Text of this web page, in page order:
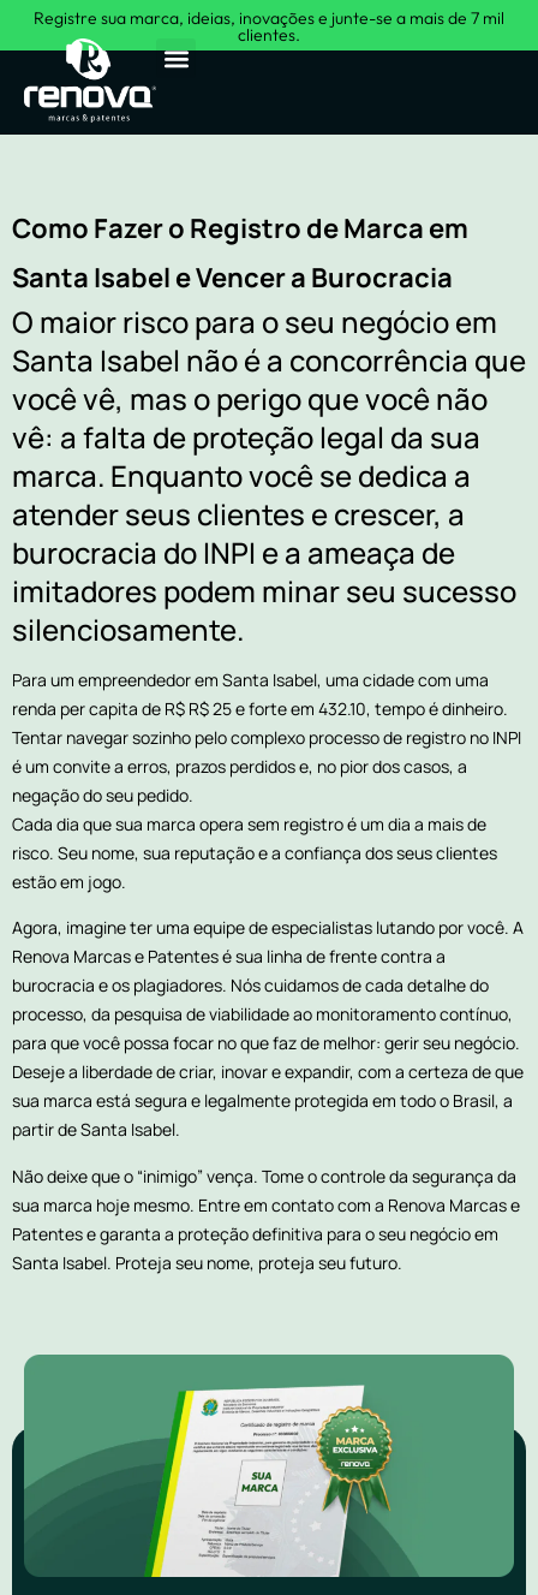
Registre sua marca, ideias, inovações e junte-se a mais de 7 mil
clientes.
Como Fazer o Registro de Marca em
Santa Isabel e Vencer a Burocracia
O maior risco para o seu negócio em
Santa Isabel não é a concorrência que
você vê, mas o perigo que você não
vê: a falta de proteção legal da sua
marca. Enquanto você se dedica a
atender seus clientes e crescer, a
burocracia do INPI e a ameaça de
imitadores podem minar seu sucesso
silenciosamente.
Para um empreendedor em Santa Isabel, uma cidade com uma
renda per capita de R$ R$ 25 e forte em 432.10, tempo é dinheiro.
Tentar navegar sozinho pelo complexo processo de registro no INPI
é um convite a erros, prazos perdidos e, no pior dos casos, a
negação do seu pedido.
Cada dia que sua marca opera sem registro é um dia a mais de
risco. Seu nome, sua reputação e a confiança dos seus clientes
estão em jogo.
Agora, imagine ter uma equipe de especialistas lutando por você. A
Renova Marcas e Patentes é sua linha de frente contra a
burocracia e os plagiadores. Nós cuidamos de cada detalhe do
processo, da pesquisa de viabilidade ao monitoramento contínuo,
para que você possa focar no que faz de melhor: gerir seu negócio.
Deseje a liberdade de criar, inovar e expandir, com a certeza de que
sua marca está segura e legalmente protegida em todo o Brasil, a
partir de Santa Isabel.
Não deixe que o “inimigo” vença. Tome o controle da segurança da
sua marca hoje mesmo. Entre em contato com a Renova Marcas e
Patentes e garanta a proteção definitiva para o seu negócio em
Santa Isabel. Proteja seu nome, proteja seu futuro.